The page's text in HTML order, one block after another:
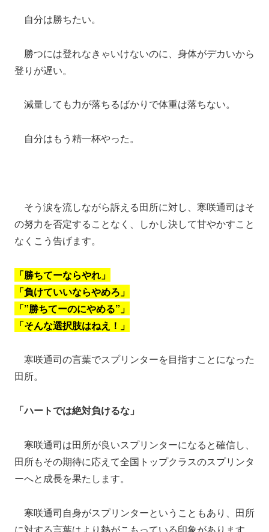
自分は勝ちたい。
勝つには登れなきゃいけないのに、身体がデカいから
登りが遅い。
減量しても力が落ちるばかりで体重は落ちない。
自分はもう精一杯やった。
そう涙を流しながら訴える田所に対し、寒咲通司はそ
の努力を否定することなく、しかし決して甘やかすこと
なくこう告げます。
「勝ちてーならやれ」
「負けていいならやめろ」
「”勝ちてーのにやめる”」
「そんな選択肢はねえ！」
寒咲通司の言葉でスプリンターを目指すことになった
田所。
「ハートでは絶対負けるな」
寒咲通司は田所が良いスプリンターになると確信し、
田所もその期待に応えて全国トップクラスのスプリンタ
ーへと成長を果たします。
寒咲通司自身がスプリンターということもあり、田所
に対する言葉はより熱がこもっている印象があります